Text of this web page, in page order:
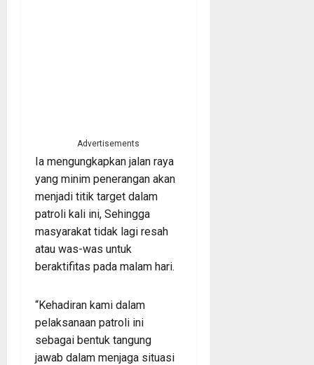
Advertisements
Ia mengungkapkan jalan raya
yang minim penerangan akan
menjadi titik target dalam
patroli kali ini, Sehingga
masyarakat tidak lagi resah
atau was-was untuk
beraktifitas pada malam hari.
“Kehadiran kami dalam
pelaksanaan patroli ini
sebagai bentuk tangung
jawab dalam menjaga situasi